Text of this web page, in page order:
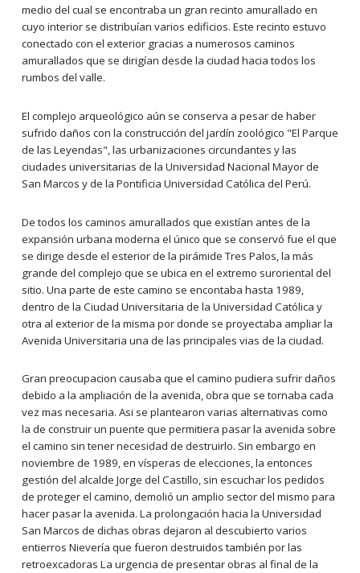
medio del cual se encontraba un gran recinto amurallado en
cuyo interior se distribuían varios edificios. Este recinto estuvo
conectado con el exterior gracias a numerosos caminos
amurallados que se dirigían desde la ciudad hacia todos los
rumbos del valle.
El complejo arqueológico aún se conserva a pesar de haber
sufrido daños con la construcción del jardín zoológico "El Parque
de las Leyendas", las urbanizaciones circundantes y las
ciudades universitarias de la Universidad Nacional Mayor de
San Marcos y de la Pontificia Universidad Católica del Perú.
De todos los caminos amurallados que existían antes de la
expansión urbana moderna el único que se conservó fue el que
se dirige desde el esterior de la pirámide Tres Palos, la más
grande del complejo que se ubica en el extremo suroriental del
sitio. Una parte de este camino se encontaba hasta 1989,
dentro de la Ciudad Universitaria de la Universidad Católica y
otra al exterior de la misma por donde se proyectaba ampliar la
Avenida Universitaria una de las principales vias de la ciudad.
Gran preocupacion causaba que el camino pudiera sufrir daños
debido a la ampliación de la avenida, obra que se tornaba cada
vez mas necesaria. Asi se plantearon varias alternativas como
la de construir un puente que permitiera pasar la avenida sobre
el camino sin tener necesidad de destruirlo. Sin embargo en
noviembre de 1989, en vísperas de elecciones, la entonces
gestión del alcalde Jorge del Castillo, sin escuchar los pedidos
de proteger el camino, demolió un amplio sector del mismo para
hacer pasar la avenida. La prolongación hacia la Universidad
San Marcos de dichas obras dejaron al descubierto varios
entierros Nievería que fueron destruidos también por las
retroexcadoras La urgencia de presentar obras al final de la